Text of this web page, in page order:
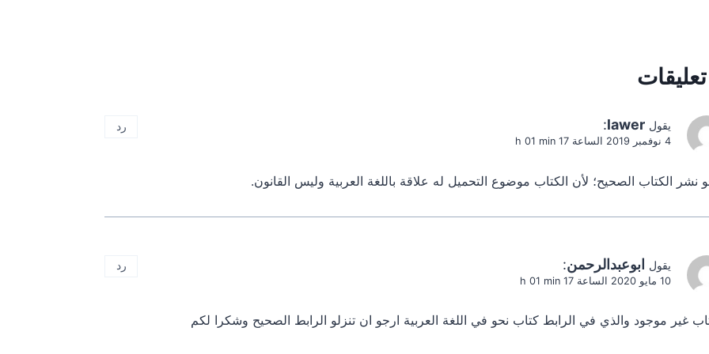
يقول lawer
:
4 نوفمبر 2019 الساعة 17 h 01 min
نشر الكتاب الصحيح؛ لأن الكتاب موضوع التحميل له علاقة باللغة العربية وليس القانون.
رد
يقول ابوعبدالرحمن:
10 مايو 2020 الساعة 17 h 01 min
غير موجود والذي في الرابط كتاب نحو في اللغة العربية ارجو ان تنزلو الرابط الصحيح وشكرا لكم
رد